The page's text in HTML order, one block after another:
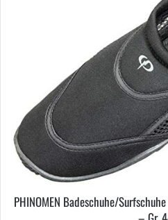
PHINOMEN Badeschuhe/